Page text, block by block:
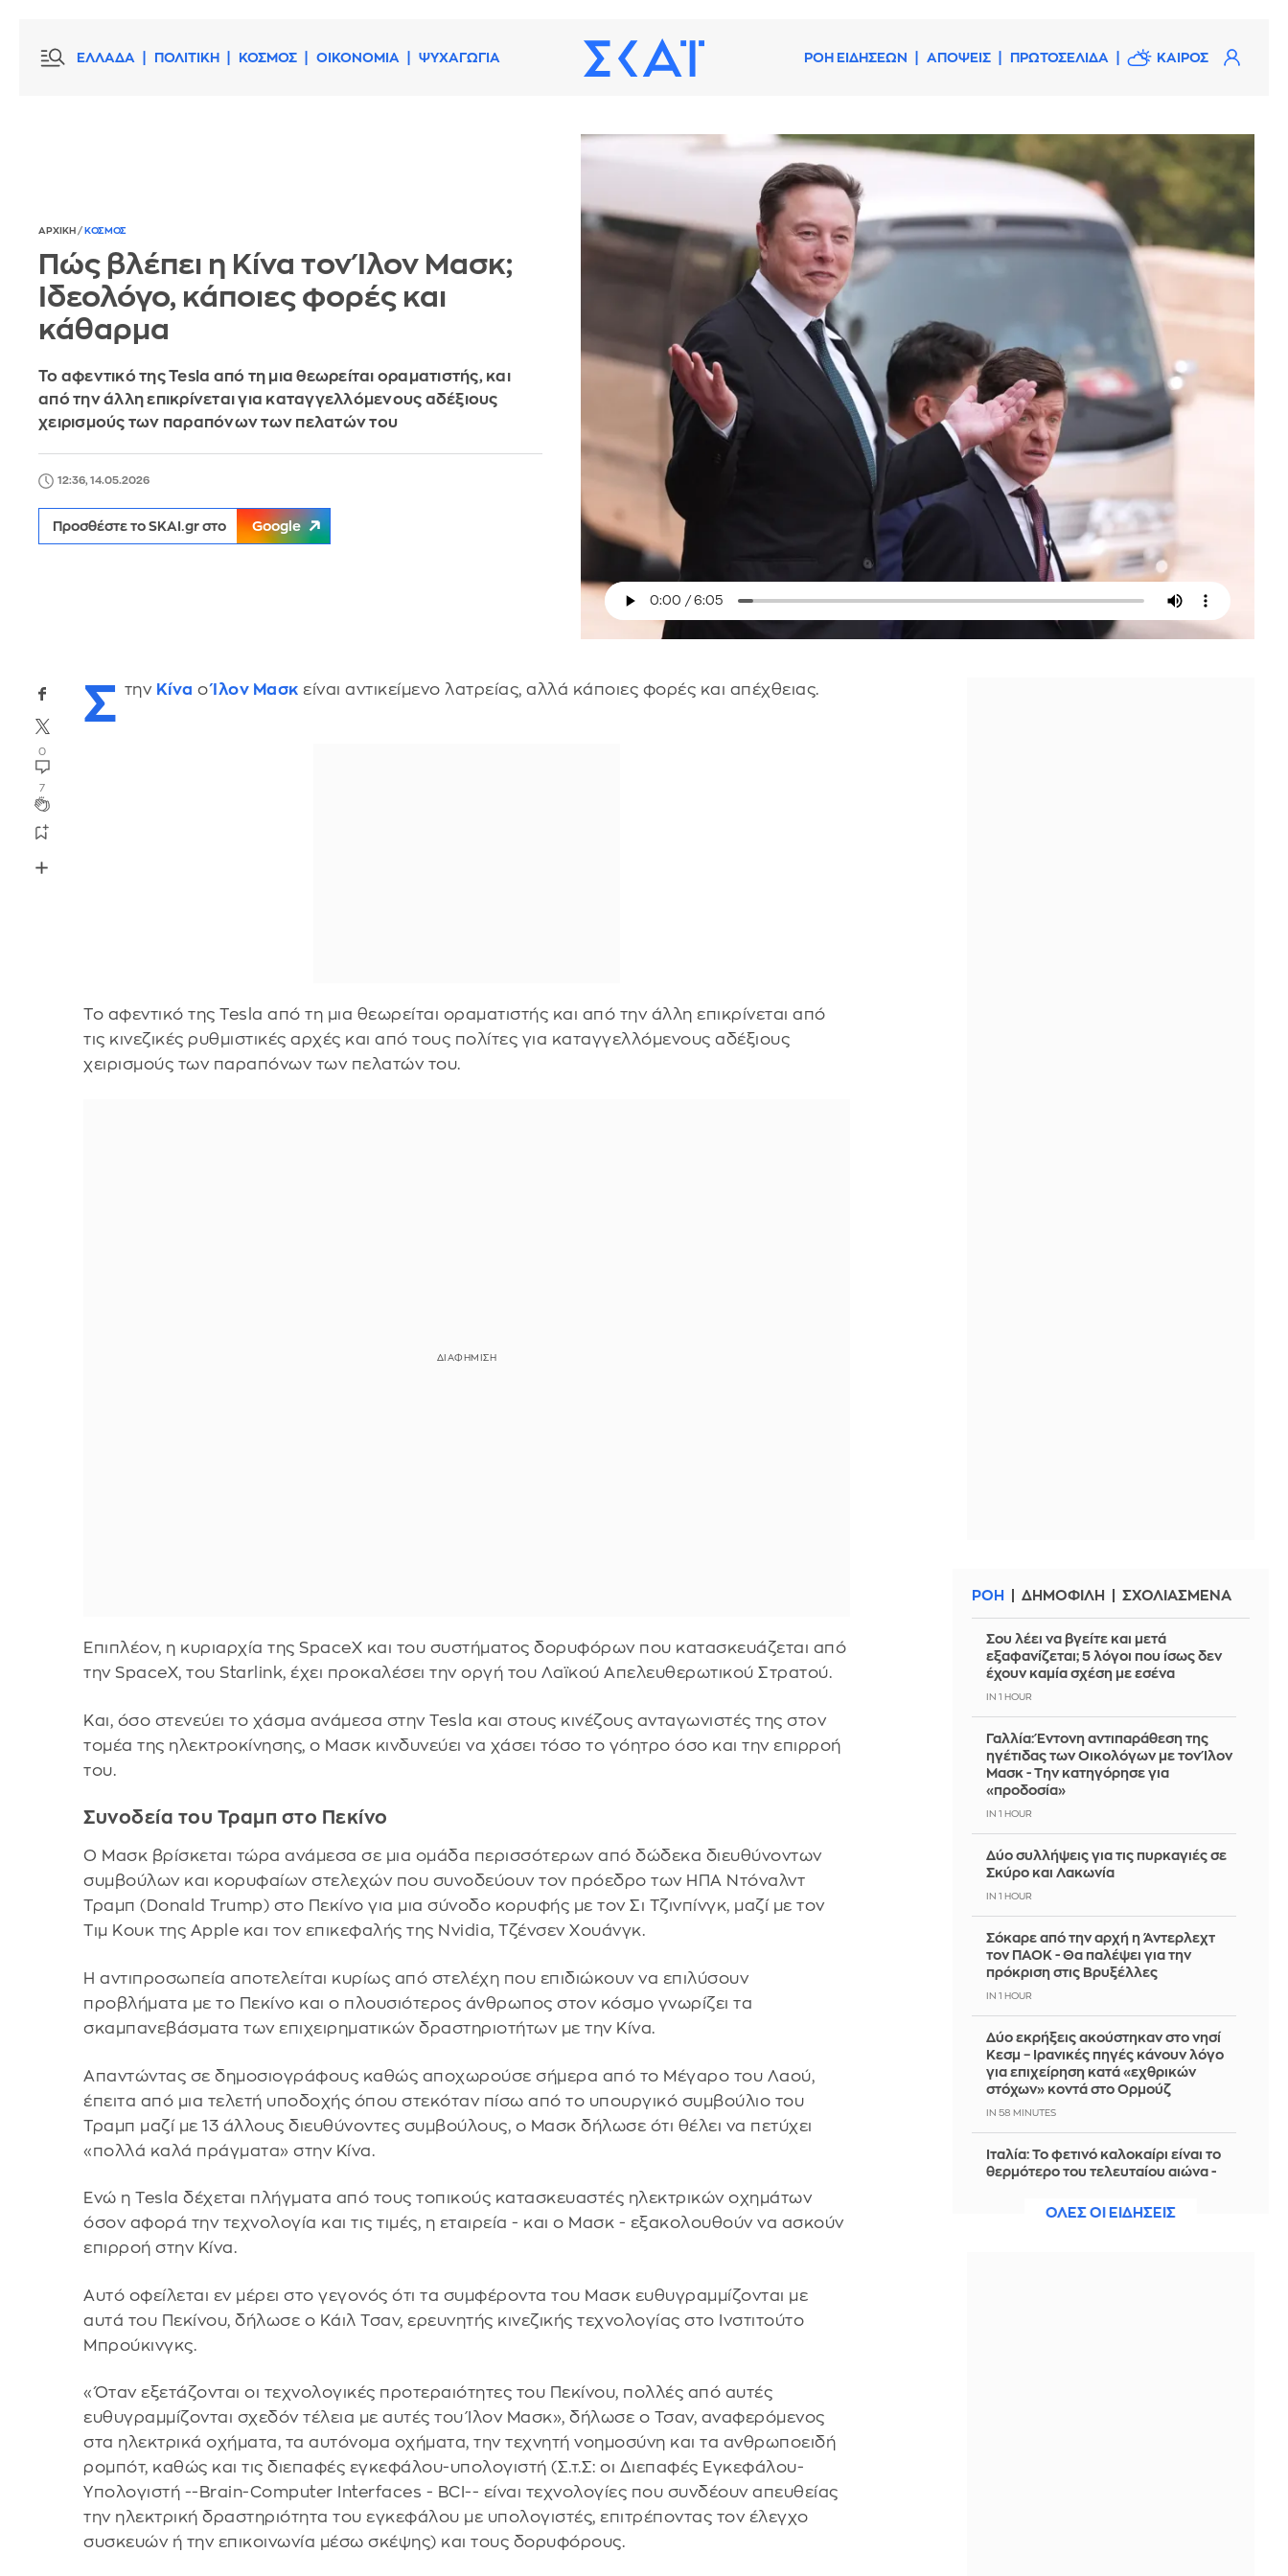
ΕΛΛΑΔΑ ΠΟΛΙΤΙΚΗ ΚΟΣΜΟΣ ΟΙΚΟΝΟΜΙΑ ΨΥΧΑΓΩΓΙΑ ΡΟΗ ΕΙΔΗΣΕΩΝ ΑΠΟΨΕΙΣ ΠΡΩΤΟΣΕΛΙΔΑ ΚΑΙΡΟΣ
ΑΡΧΙΚΗ / ΚΟΣΜΟΣ
Πώς βλέπει η Κίνα τον Ίλον Μασκ;
Ιδεολόγο, κάποιες φορές και
κάθαρμα
Το αφεντικό της Tesla από τη μια θεωρείται οραματιστής, και
από την άλλη επικρίνεται για καταγγελλόμενους αδέξιους
χειρισμούς των παραπόνων των πελατών του
12:36, 14.05.2026
Προσθέστε το SKAI.gr στο Google
0
7
Σ την Κίνα ο Ίλον Μασκ είναι αντικείμενο λατρείας, αλλά κάποιες φορές και απέχθειας.
Το αφεντικό της Tesla από τη μια θεωρείται οραματιστής και από την άλλη επικρίνεται από
τις κινεζικές ρυθμιστικές αρχές και από τους πολίτες για καταγγελλόμενους αδέξιους
χειρισμούς των παραπόνων των πελατών του.
Επιπλέον, η κυριαρχία της SpaceX και του συστήματος δορυφόρων που κατασκευάζεται από
την SpaceX, του Starlink, έχει προκαλέσει την οργή του Λαϊκού Απελευθερωτικού Στρατού.
Και, όσο στενεύει το χάσμα ανάμεσα στην Tesla και στους κινέζους ανταγωνιστές της στον
τομέα της ηλεκτροκίνησης, ο Μασκ κινδυνεύει να χάσει τόσο το γόητρο όσο και την επιρροή
του.
Συνοδεία του Τραμπ στο Πεκίνο
Ο Μασκ βρίσκεται τώρα ανάμεσα σε μια ομάδα περισσότερων από δώδεκα διευθύνοντων
συμβούλων και κορυφαίων στελεχών που συνοδεύουν τον πρόεδρο των ΗΠΑ Ντόναλντ
Τραμπ (Donald Trump) στο Πεκίνο για μια σύνοδο κορυφής με τον Σι Τζινπίνγκ, μαζί με τον
Τιμ Κουκ της Apple και τον επικεφαλής της Nvidia, Τζένσεν Χουάνγκ.
Η αντιπροσωπεία αποτελείται κυρίως από στελέχη που επιδιώκουν να επιλύσουν
προβλήματα με το Πεκίνο και ο πλουσιότερος άνθρωπος στον κόσμο γνωρίζει τα
σκαμπανεβάσματα των επιχειρηματικών δραστηριοτήτων με την Κίνα.
Απαντώντας σε δημοσιογράφους καθώς αποχωρούσε σήμερα από το Μέγαρο του Λαού,
έπειτα από μια τελετή υποδοχής όπου στεκόταν πίσω από το υπουργικό συμβούλιο του
Τραμπ μαζί με 13 άλλους διευθύνοντες συμβούλους, ο Μασκ δήλωσε ότι θέλει να πετύχει
«πολλά καλά πράγματα» στην Κίνα.
Ενώ η Tesla δέχεται πλήγματα από τους τοπικούς κατασκευαστές ηλεκτρικών οχημάτων
όσον αφορά την τεχνολογία και τις τιμές, η εταιρεία - και ο Μασκ - εξακολουθούν να ασκούν
επιρροή στην Κίνα.
Αυτό οφείλεται εν μέρει στο γεγονός ότι τα συμφέροντα του Μασκ ευθυγραμμίζονται με
αυτά του Πεκίνου, δήλωσε ο Κάιλ Τσαν, ερευνητής κινεζικής τεχνολογίας στο Ινστιτούτο
Μπρούκινγκς.
«Όταν εξετάζονται οι τεχνολογικές προτεραιότητες του Πεκίνου, πολλές από αυτές
ευθυγραμμίζονται σχεδόν τέλεια με αυτές του Ίλον Μασκ», δήλωσε ο Τσαν, αναφερόμενος
στα ηλεκτρικά οχήματα, τα αυτόνομα οχήματα, την τεχνητή νοημοσύνη και τα ανθρωποειδή
ρομπότ, καθώς και τις διεπαφές εγκεφάλου-υπολογιστή (Σ.τ.Σ: οι Διεπαφές Εγκεφάλου-
Υπολογιστή --Βrain-Computer Interfaces - BCI-- είναι τεχνολογίες που συνδέουν απευθείας
την ηλεκτρική δραστηριότητα του εγκεφάλου με υπολογιστές, επιτρέποντας τον έλεγχο
συσκευών ή την επικοινωνία μέσω σκέψης) και τους δορυφόρους.
ΡΟΗ ΔΗΜΟΦΙΛΗ ΣΧΟΛΙΑΣΜΕΝΑ
Σου λέει να βγείτε και μετά
εξαφανίζεται; 5 λόγοι που ίσως δεν
έχουν καμία σχέση με εσένα
IN 1 HOUR
Γαλλία: Έντονη αντιπαράθεση της
ηγέτιδας των Οικολόγων με τον Ίλον
Μασκ - Την κατηγόρησε για
«προδοσία»
IN 1 HOUR
Δύο συλλήψεις για τις πυρκαγιές σε
Σκύρο και Λακωνία
IN 1 HOUR
Σόκαρε από την αρχή η Άντερλεχτ
τον ΠΑΟΚ - Θα παλέψει για την
πρόκριση στις Βρυξέλλες
IN 1 HOUR
Δύο εκρήξεις ακούστηκαν στο νησί
Κεσμ – Ιρανικές πηγές κάνουν λόγο
για επιχείρηση κατά «εχθρικών
στόχων» κοντά στο Ορμούζ
IN 58 MINUTES
Ιταλία: To φετινό καλοκαίρι είναι το
θερμότερο του τελευταίου αιώνα -
ΟΛΕΣ ΟΙ ΕΙΔΗΣΕΙΣ